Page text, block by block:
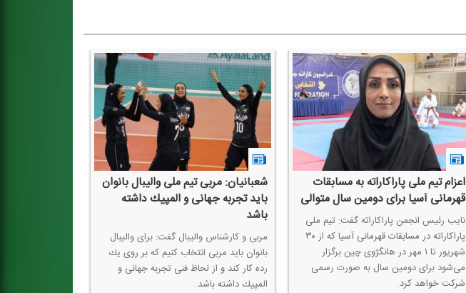
اعزام تیم ملی پاراكاراته به مسابقات
قهرمانی آسیا برای دومین سال متوالی
نایب رئیس انجمن پاراكاراته گفت: تیم ملی
پاراكاراته در مسابقات قهرمانی آسیا كه از ۳۰
شهریور تا ۱ مهر در هانگژوی چین برگزار
می‌شود برای دومین سال به صورت رسمی
شركت خواهد كرد.
شعبانیان: مربی تیم ملی والیبال بانوان
باید تجربه جهانی و المپیك داشته
باشد
مربی و كارشناس والیبال گفت: برای والیبال
بانوان باید مربی انتخاب كنیم كه بر روی یك
رده كار كند و از لحاظ فنی تجربه جهانی و
المپیك داشته باشد.